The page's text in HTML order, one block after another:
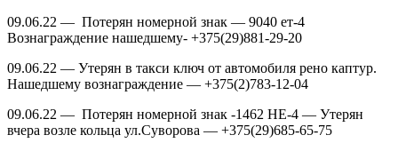
09.06.22 — Потерян номерной знак — 9040 ет-4
Вознаграждение нашедшему- +375(29)881-29-20
09.06.22 — Утерян в такси ключ от автомобиля рено каптур.
Нашедшему вознаграждение — +375(2)783-12-04
09.06.22 — Потерян номерной знак -1462 НЕ-4 — Утерян
вчера возле кольца ул.Суворова — +375(29)685-65-75